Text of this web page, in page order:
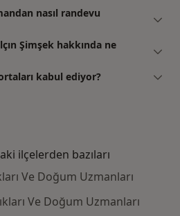
nasıl randevu
Şimşek hakkında ne
kabul ediyor?
ilçelerden bazıları
Ve Doğum Uzmanları
Ve Doğum Uzmanları